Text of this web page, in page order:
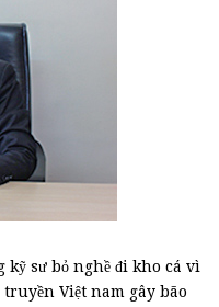
kỹ sư bỏ nghề đi kho cá vì
Việt nam gây bão